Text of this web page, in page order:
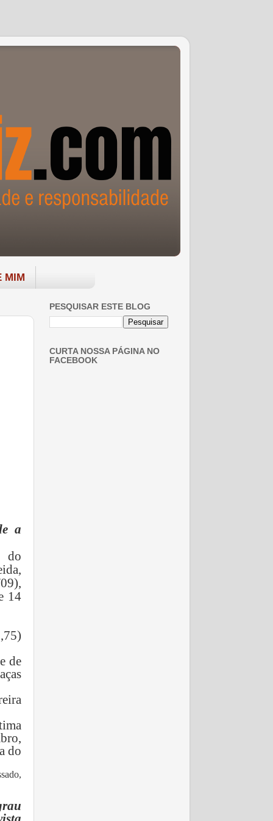
MIM
a
do
14
de
do
PESQUISAR ESTE BLOG
CURTA NOSSA PÁGINA NO
FACEBOOK